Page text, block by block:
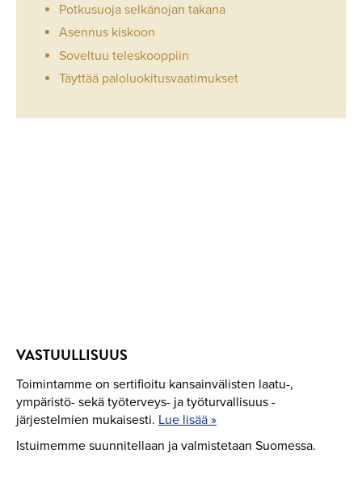
Potkusuoja selkänojan takana
Asennus kiskoon
Soveltuu teleskooppiin
Täyttää paloluokitusvaatimukset
VASTUULLISUUS
Toimintamme on sertifioitu kansainvälisten laatu-,
ympäristö- sekä työterveys- ja työturvallisuus -
järjestelmien mukaisesti. Lue lisää »
Istuimemme suunnitellaan ja valmistetaan Suomessa.